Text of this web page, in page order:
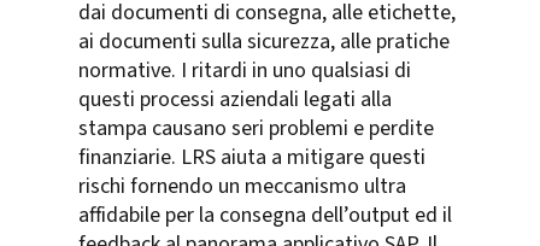
dai documenti di consegna, alle etichette,
ai documenti sulla sicurezza, alle pratiche
normative. I ritardi in uno qualsiasi di
questi processi aziendali legati alla
stampa causano seri problemi e perdite
finanziarie. LRS aiuta a mitigare questi
rischi fornendo un meccanismo ultra
affidabile per la consegna dell’output ed il